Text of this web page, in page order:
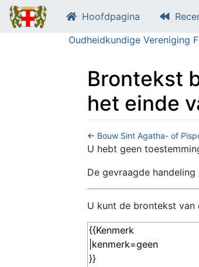
Hoofdpagina
Oudheidkundige Vereniging
Brontekst
het einde
← Bouw Sint Agatha- of
Ga naar:navigatie,
U hebt geen
De gevraagde
U kunt de brontekst van